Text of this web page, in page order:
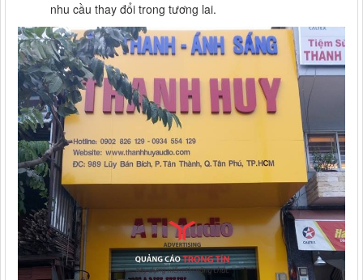
nhu cầu thay đổi trong tương lai.